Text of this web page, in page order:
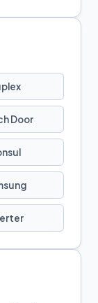
Door